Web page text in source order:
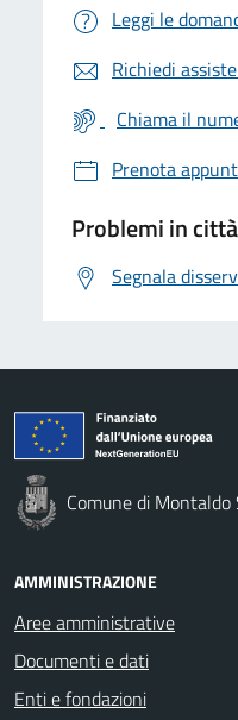
Leggi le
Richiedi
Chiama il
Prenota
Problemi in città
Segnala
Comune di Montaldo
AMMINISTRAZIONE
Aree amministrative
Documenti e dati
Enti e fondazioni